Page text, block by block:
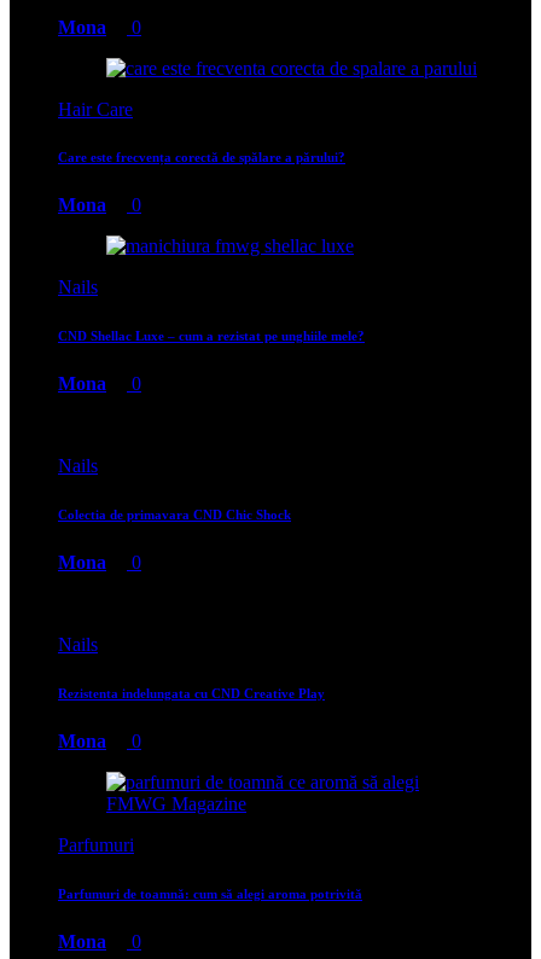
Mona 0
Hair Care
Care este frecvența corectă de spălare a părului?
Mona 0
Nails
CND Shellac Luxe – cum a rezistat pe unghiile mele?
Mona 0
Nails
Colectia de primavara CND Chic Shock
Mona 0
Nails
Rezistenta indelungata cu CND Creative Play
Mona 0
Parfumuri
Parfumuri de toamnă: cum să alegi aroma potrivită
Mona 0